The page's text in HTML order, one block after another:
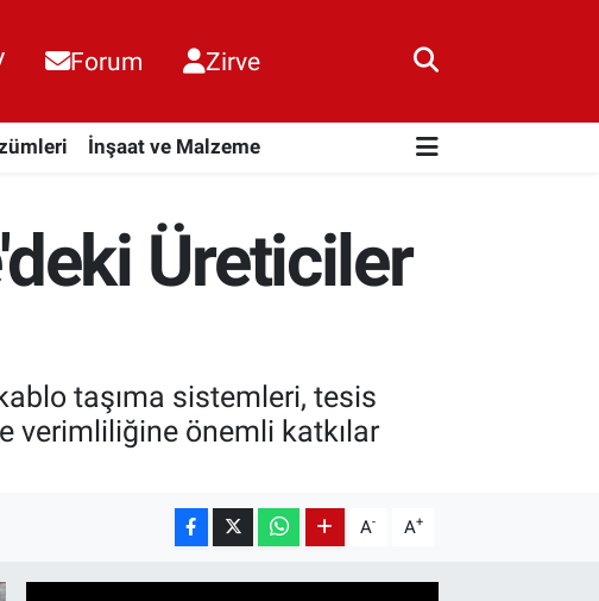
Forum Zirve
İnşaat ve Malzeme
Üreticiler
taşıma sistemleri, tesis
verimliliğine önemli katkılar
A- A+